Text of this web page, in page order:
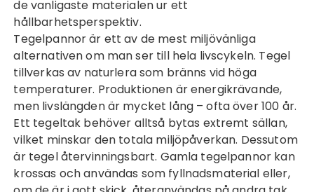
de vanligaste materialen ur ett
hållbarhetsperspektiv.
Tegelpannor är ett av de mest miljövänliga
alternativen om man ser till hela livscykeln. Tegel
tillverkas av naturlera som bränns vid höga
temperaturer. Produktionen är energikrävande,
men livslängden är mycket lång – ofta över 100 år.
Ett tegeltak behöver alltså bytas extremt sällan,
vilket minskar den totala miljöpåverkan. Dessutom
är tegel återvinningsbart. Gamla tegelpannor kan
krossas och användas som fyllnadsmaterial eller,